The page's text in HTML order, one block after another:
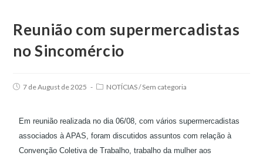
Reunião com supermercadistas
no Sincomércio
7 de August de 2025 NOTÍCIAS/Sem categoria
Em reunião realizada no dia 06/08, com vários supermercadistas
associados à APAS, foram discutidos assuntos com relação à
Convenção Coletiva de Trabalho, trabalho da mulher aos